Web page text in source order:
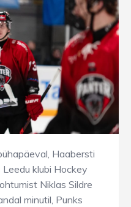
Haabersti
klubi Hockey
Niklas Sildre
minutil, Punks